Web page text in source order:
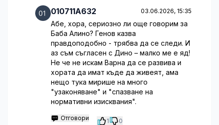
010711A632 03.06.2026, 15:35
Абе, хора, сериозно ли още говорим за
Баба Алино? Генов казва
правдоподобно - трябва да се следи. И
аз съм съгласен с Дино – малко ме е яд!
Не че не искам Варна да се развива и
хората да имат къде да живеят, ама
нещо тука мирише на много
"узаконяване" и "спазване на
нормативни изисквания".
Отговори 1 0